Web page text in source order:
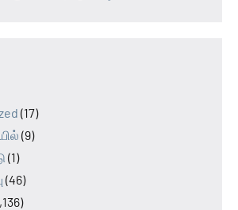
(17)
(9)
(1)
(46)